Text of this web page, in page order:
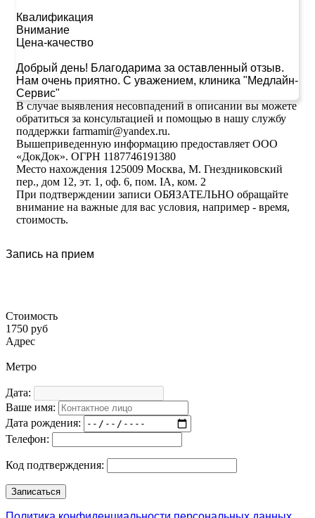
Квалификация
Внимание
Цена-качество
Добрый день! Благодарима за оставленный отзыв.
Нам очень приятно. С уважением, клиника "Медлайн-
Сервис"
В случае выявления несовпадений в описании вы можете
обратиться за консультацией и помощью в нашу службу
поддержки farmamir@yandex.ru.
Вышеприведенную информацию предоставляет ООО
«ДокДок». ОГРН 1187746191380
Место нахождения 125009 Москва, М. Гнездниковский
пер., дом 12, эт. 1, оф. 6, пом. IA, ком. 2
При подтверждении записи ОБЯЗАТЕЛЬНО обращайте
внимание на важные для вас условия, например - время,
стоимость.
Запись на прием
Стоимость
1750 руб
Адрес
Метро
Дата:
Ваше имя:
Дата рождения:
Телефон:
Код подтверждения: